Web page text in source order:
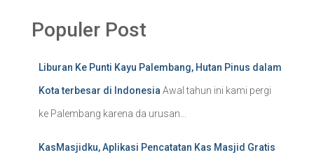
Populer Post
Liburan Ke Punti Kayu Palembang, Hutan Pinus dalam
Kota terbesar di Indonesia Awal tahun ini kami pergi
ke Palembang karena da urusan...
KasMasjidku, Aplikasi Pencatatan Kas Masjid Gratis